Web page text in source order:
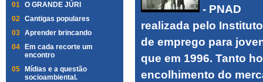
01 O GRANDE JÚRI
02 Cantigas populares
03 Aprender brincando
04
Em cada recorte um
encontro
05
Mídias e a questão
socioambiental.
- PNAD
realizada pelo
de emprego para
que em 1996. Tanto
encolhimento do